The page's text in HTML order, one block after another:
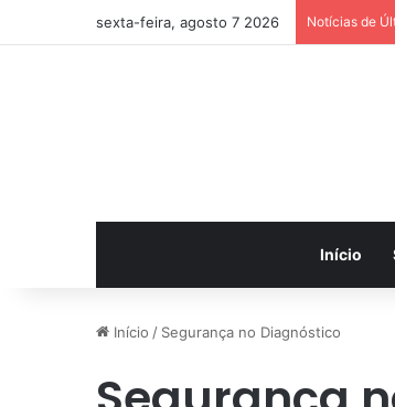
sexta-feira, agosto 7 2026 Notícias de
Início
Início / Segurança no Diagnóstico